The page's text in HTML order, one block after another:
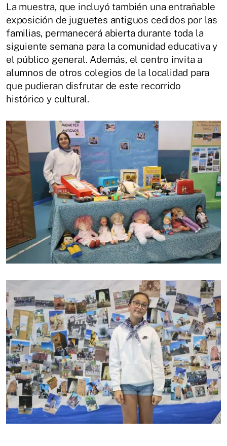
La muestra, que incluyó también una entrañable
exposición de juguetes antiguos cedidos por las
familias, permanecerá abierta durante toda la
siguiente semana para la comunidad educativa y
el público general. Además, el centro invita a
alumnos de otros colegios de la localidad para
que pudieran disfrutar de este recorrido
histórico y cultural.